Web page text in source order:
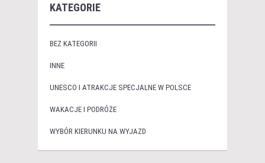
KATEGORIE
BEZ KATEGORII
INNE
UNESCO I ATRAKCJE SPECJALNE W POLSCE
WAKACJE I PODRÓŻE
WYBÓR KIERUNKU NA WYJAZD